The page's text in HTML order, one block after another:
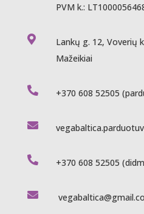
PVM k.:

Lankų g. 12, Voverių
Mažeikiai
 +370 608 52505

 +370 608 52505
